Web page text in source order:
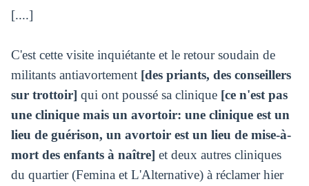
[....]
C'est cette visite inquiétante et le retour soudain de
militants antiavortement [des priants, des conseillers
sur trottoir] qui ont poussé sa clinique [ce n'est pas
une clinique mais un avortoir: une clinique est un
lieu de guérison, un avortoir est un lieu de mise-à-
mort des enfants à naître] et deux autres cliniques
du quartier (Femina et L'Alternative) à réclamer hier